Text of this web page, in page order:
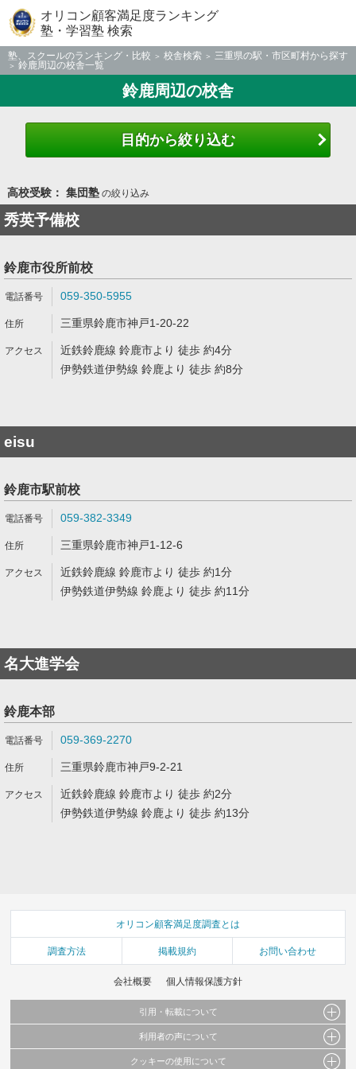
オリコン顧客満足度ランキング
塾・学習塾 検索
塾、スクールのランキング・比較 校舎検索
三重県の駅・市区町村から探す
鈴鹿周辺の校舎一覧
鈴鹿周辺の校舎
目的から絞り込む
高校受験： 集団塾の絞り込み
秀英予備校
鈴鹿市役所前校
059-350-5955
三重県鈴鹿市神戸1-20-22
近鉄鈴鹿線 鈴鹿市より 徒歩 約4分
伊勢鉄道伊勢線 鈴鹿より 徒歩 約8分
eisu
鈴鹿市駅前校
059-382-3349
三重県鈴鹿市神戸1-12-6
近鉄鈴鹿線 鈴鹿市より 徒歩 約1分
伊勢鉄道伊勢線 鈴鹿より 徒歩 約11分
名大進学会
鈴鹿本部
059-369-2270
三重県鈴鹿市神戸9-2-21
近鉄鈴鹿線 鈴鹿市より 徒歩 約2分
伊勢鉄道伊勢線 鈴鹿より 徒歩 約13分
オリコン顧客満足度調査とは
調査方法 掲載規約 お問い合わせ
会社概要 個人情報保護方針
引用・転載について
当サイトで公開されている情報（文字、写真、イラスト、画像データ等）及びこれらの配
利用者の声について
当サイトに掲載している内容はすべてサービスの利用者が提出された見解・感想です。
クッキーの使用について